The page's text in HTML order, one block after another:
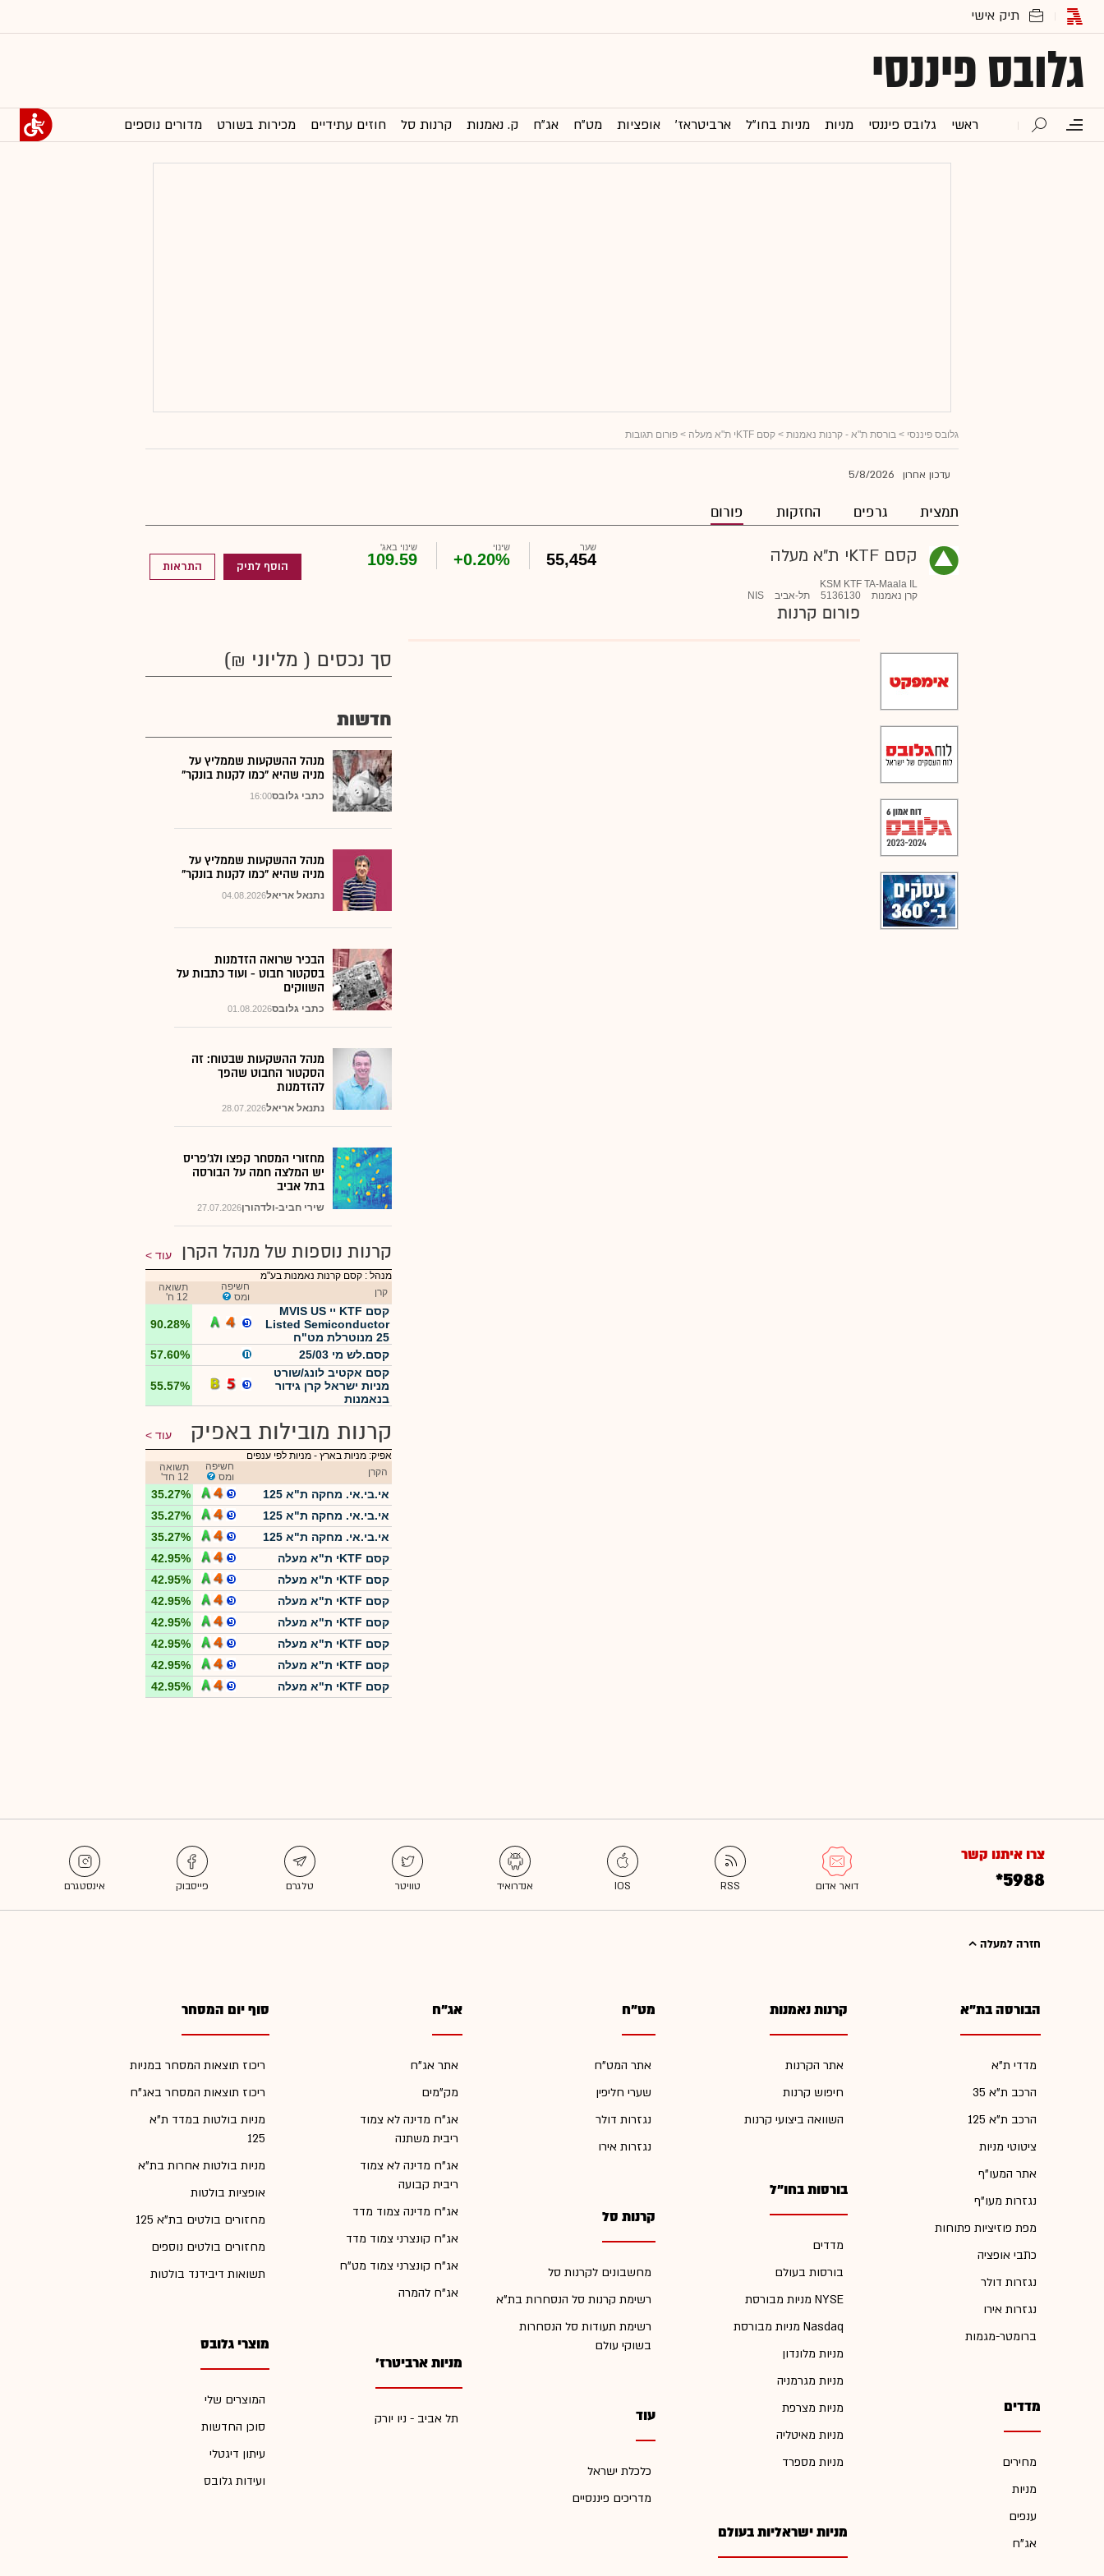
גלובס פיננסי
ראשי גלובס פיננסי מניות מניות בחו"ל ארביטראז' אופציות מט"ח אג"ח ק. נאמנות קרנות סל חוזים עתידיים מכירות בשורט מדורים נוספים
גלובס פיננסי > בורסת ת"א - קרנות נאמנות > קסם KTFי ת"א מעלה > פורום תגובות
עדכון אחרון 5/8/2026
תמצית גרפים החזקות פורום
קסם KTFי ת"א מעלה
KSM KTF TA-Maala IL
קרן נאמנות
5136130 תל-אביב NIS
שער
55,454
שינוי
+0.20%
שינוי באג'
109.59 הוסף לתיק התראות
פורום קרנות
סך נכסים ( מליוני ₪)
חדשות
מנהל ההשקעות שממליץ על
מניה שהיא "כמו לקנות בונקר"
16:00כתבי גלובס
מנהל ההשקעות שממליץ על
מניה שהיא "כמו לקנות בונקר"
04.08.2026נתנאל אריאל
הבכיר שרואה הזדמנות
בסקטור חבוט - ועוד כתבות על
השווקים
01.08.2026כתבי גלובס
מנהל ההשקעות שבטוח: זה
הסקטור החבוט שהפך
להזדמנות
28.07.2026נתנאל אריאל
מחזורי המסחר קפצו ולג'פריס
יש המלצה חמה על הבורסה
בתל אביב
27.07.2026שירי חביב-ולדהורן
קרנות נוספות של מנהל הקרן עוד
מנהל : קסם קרנות נאמנות בע"מ
קרן
חשיפה
ומס
תשואה
12 ח'
קסם KTF יי MVIS US
Listed Semiconductor
25 מנוטרלת מט"ח
90.28%
קסם.לש מי 25/03
57.60%
קסם אקטיב לונג/שורט
מניות ישראל קרן גידור
בנאמנות
55.57%
קרנות מובילות באפיק עוד
אפיק: מניות בארץ - מניות לפי ענפים
הקרן
חשיפה
ומס
תשואה
12 חד'
אי.בי.אי. מחקה ת"א 125
35.27%
אי.בי.אי. מחקה ת"א 125
35.27%
אי.בי.אי. מחקה ת"א 125
35.27%
קסם KTFי ת"א מעלה
42.95%
קסם KTFי ת"א מעלה
42.95%
קסם KTFי ת"א מעלה
42.95%
קסם KTFי ת"א מעלה
42.95%
קסם KTFי ת"א מעלה
42.95%
קסם KTFי ת"א מעלה
42.95%
קסם KTFי ת"א מעלה
42.95%
צרו איתנו קשר
*5988
חזרה למעלה
הבורסה בת"א
מדדי ת"א
הרכב ת"א 35
הרכב ת"א 125
ציטוטי מניות
אתר המעו"ף
נגזרות מעו"ף
מפת פוזיציות פתוחות
כתבי אופציה
נגזרות דולר
נגזרות אירו
ברומטר-מגמות
מדדים
מחירים
מניות
ענפים
אג"ח
קרנות נאמנות
אתר הקרנות
חיפוש קרנות
השוואה ביצועי קרנות
בורסות בחו"ל
מדדים
בורסות בעולם
מניות מבורסת NYSE
מניות מבורסת Nasdaq
מניות מלונדון
מניות מגרמניה
מניות מצרפת
מניות מאיטליה
מניות מספרד
מניות ישראליות בעולם
מט"ח
אתר המט"ח
שערי חליפין
נגזרות דולר
נגזרות אירו
קרנות סל
מחשבונים לקרנות סל
רשימת קרנות סל הנסחרות בת"א
רשימת תעודות סל הנסחרות
בשוקי עולם
עוד
כלכלת ישראל
מדריכים פיננסיים
אג"ח
אתר אג"ח
מק"מים
אג"ח מדינה לא צמוד
ריבית משתנה
אג"ח מדינה לא צמוד
ריבית קבועה
אג"ח מדינה צמוד מדד
אג"ח קונצרני צמוד מדד
אג"ח קונצרני צמוד מט"ח
אג"ח להמרה
מניות ארביטרז'
תל אביב - ניו יורק
סוף יום המסחר
ריכוז תוצאות המסחר במניות
ריכוז תוצאות המסחר באג"ח
מניות בולטות במדד ת"א
125
מניות בולטות אחרות בת"א
אופציות בולטות
מחזורים בולטים בת"א 125
מחזורים בולטים נוספים
תשואות דיבידנד בולטות
מוצרי גלובס
המוצרים שלי
סוכן החדשות
עיתון דיגטלי
ועידות גלובס